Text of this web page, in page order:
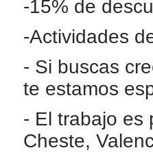
-15% de
-Actividades
- Si buscas
te estamos
- El trabajo es
Cheste,